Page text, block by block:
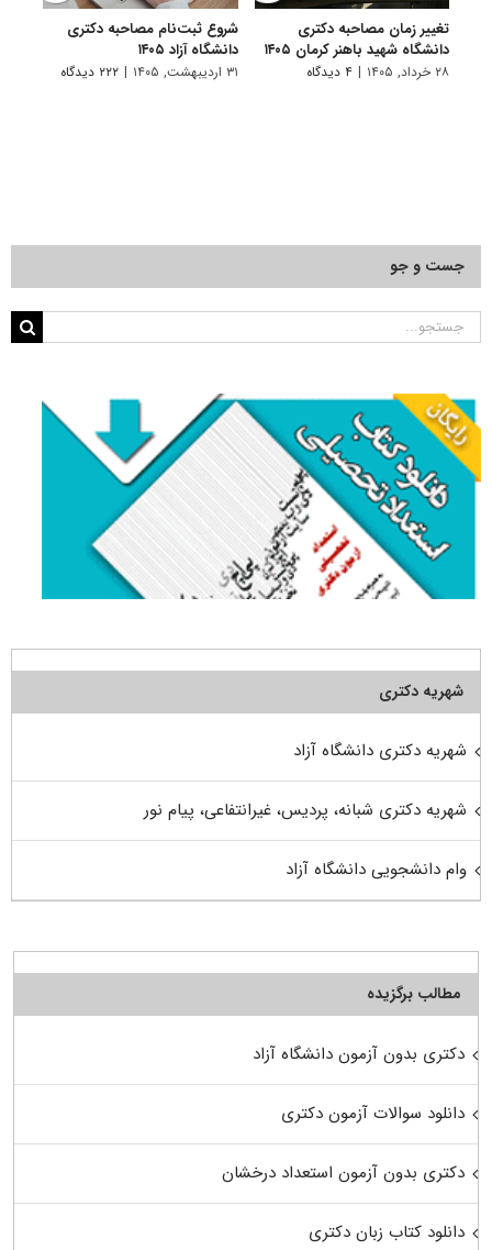
تغییر زمان مصاحبه دکتری
دانشگاه شهید باهنر کرمان ۱۴۰۵
۲۸ خرداد, ۱۴۰۵ | ۴ دیدگاه
شروع ثبت‌نام مصاحبه دکتری
دانشگاه آزاد ۱۴۰۵
۳۱ اردیبهشت, ۱۴۰۵ | ۲۲۲ دیدگاه
جست و جو
جستجو
شهریه دکتری
شهریه دکتری دانشگاه آزاد
شهریه دکتری شبانه، پردیس، غیرانتفاعی، پیام نور
وام دانشجویی دانشگاه آزاد
مطالب برگزیده
دکتری بدون آزمون دانشگاه آزاد
دانلود سوالات آزمون دکتری
دکتری بدون آزمون استعداد درخشان
دانلود کتاب زبان دکتری